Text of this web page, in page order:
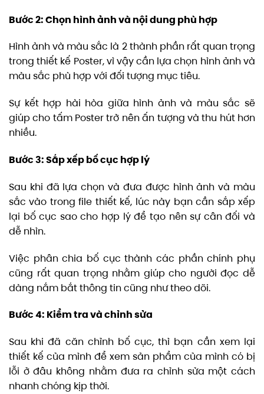
Bước 2: Chọn hình ảnh và nội dung phù hợp
Hình ảnh và màu sắc là 2 thành phần rất quan trọng
trong thiết kế Poster, vì vậy cần lựa chọn hình ảnh và
màu sắc phù hợp với đối tượng mục tiêu.
Sự kết hợp hài hòa giữa hình ảnh và màu sắc sẽ
giúp cho tấm Poster trở nên ấn tượng và thu hút hơn
nhiều.
Bước 3: Sắp xếp bố cục hợp lý
Sau khi đã lựa chọn và đưa được hình ảnh và màu
sắc vào trong file thiết kế, lúc này bạn cần sắp xếp
lại bố cục sao cho hợp lý để tạo nên sự cân đối và
dễ nhìn.
Việc phân chia bố cục thành các phần chính phụ
cũng rất quan trọng nhằm giúp cho người đọc dễ
dàng nắm bắt thông tin cũng như theo dõi.
Bước 4: Kiểm tra và chỉnh sửa
Sau khi đã căn chỉnh bố cục, thì bạn cần xem lại
thiết kế của mình để xem sản phẩm của mình có bị
lỗi ở đâu không nhằm đưa ra chỉnh sửa một cách
nhanh chóng kịp thời.